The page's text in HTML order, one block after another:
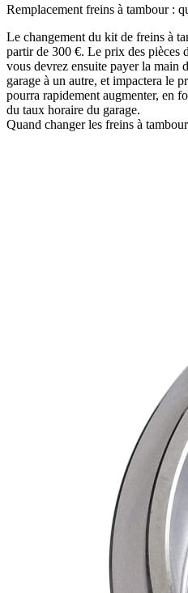
Remplacement freins à tambour :
Le changement du kit de freins à
partir de 300 €. Le prix des pièces
vous devrez ensuite payer la main
garage à un autre, et impactera le
pourra rapidement augmenter, en
du taux horaire du garage.
Quand changer les freins à